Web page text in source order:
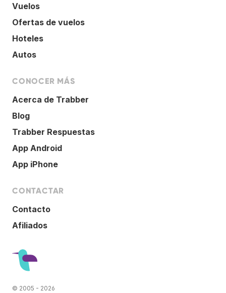
Vuelos
Ofertas de vuelos
Hoteles
Autos
CONOCER MÁS
Acerca de Trabber
Blog
Trabber Respuestas
App Android
App iPhone
CONTACTAR
Contacto
Afiliados
© 2005 - 2026